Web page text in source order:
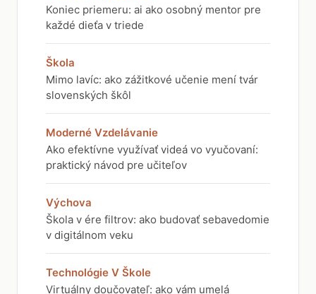
Koniec priemeru: ai ako osobný mentor pre
každé dieťa v triede
Škola
Mimo lavíc: ako zážitkové učenie mení tvár
slovenských škôl
Moderné Vzdelávanie
Ako efektívne využívať videá vo vyučovaní:
praktický návod pre učiteľov
Výchova
Škola v ére filtrov: ako budovať sebavedomie
v digitálnom veku
Technológie V Škole
Virtuálny doučovateľ: ako vám umelá